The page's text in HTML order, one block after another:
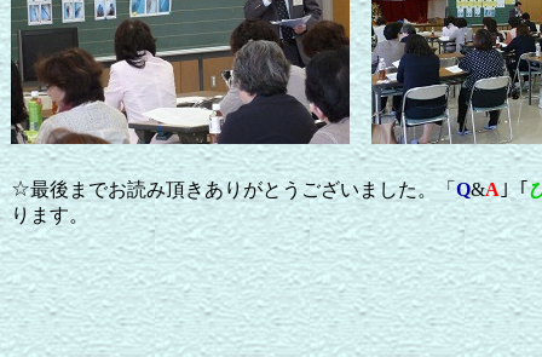
☆最後までお読み頂きありがとうございました。「 Q&A｣「
ります。